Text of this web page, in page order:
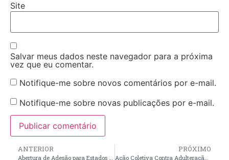
Site
Salvar meus dados neste navegador para a próxima
vez que eu comentar.
Notifique-me sobre novos comentários por e-mail.
Notifique-me sobre novas publicações por e-mail.
ANTERIOR PRÓXIMO